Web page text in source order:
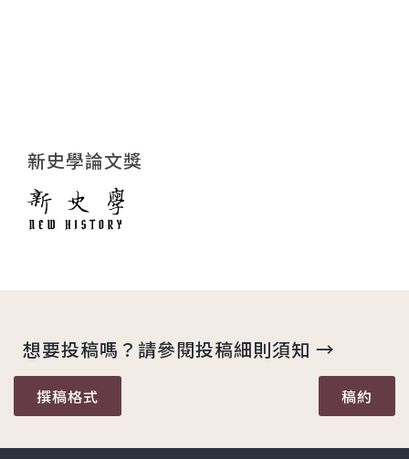
新史學論文獎
想要投稿嗎？請參閱投稿細則須知 →
撰稿格式 稿約